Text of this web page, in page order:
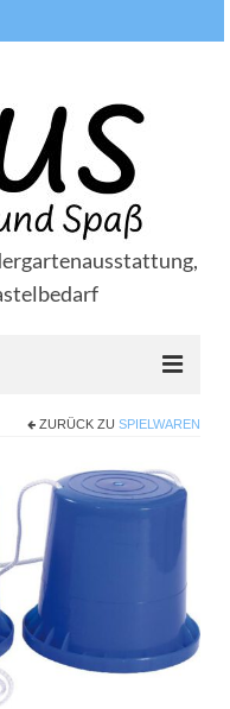
ZURÜCK ZU SPIELWAREN